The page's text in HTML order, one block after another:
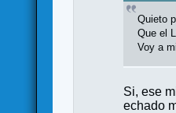
Quieto
Que el
Voy a
Si, ese
echado